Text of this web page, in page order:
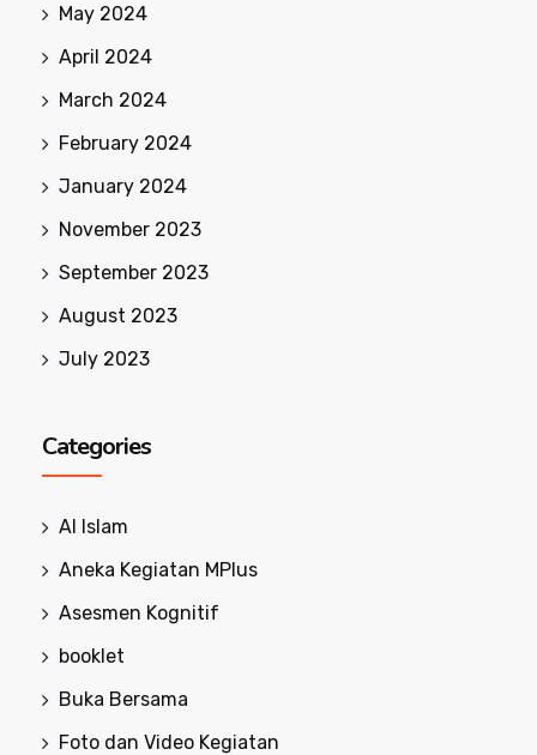
May 2024
April 2024
March 2024
February 2024
January 2024
November 2023
September 2023
August 2023
July 2023
Categories
Al Islam
Aneka Kegiatan MPlus
Asesmen Kognitif
booklet
Buka Bersama
Foto dan Video Kegiatan